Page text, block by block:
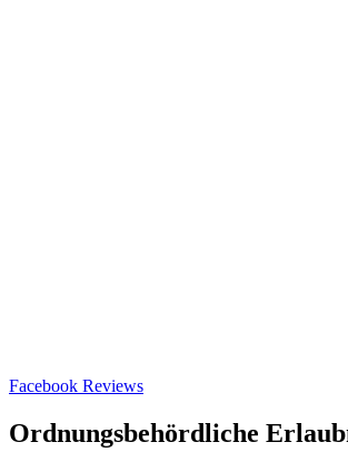
Facebook Reviews
Ordnungsbehördliche